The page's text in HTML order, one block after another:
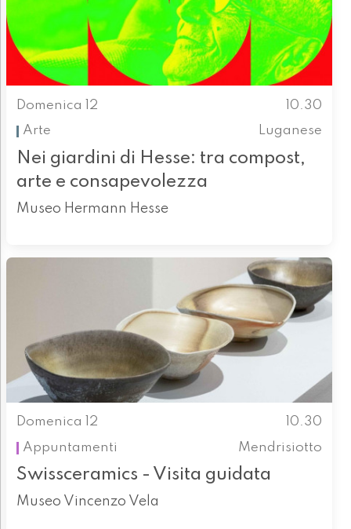
Domenica 12
10.30
Arte
Luganese
Nei giardini di Hesse: tra compost,
arte e consapevolezza
Museo Hermann Hesse
Domenica 12
10.30
Appuntamenti
Mendrisiotto
Swissceramics - Visita guidata
Museo Vincenzo Vela